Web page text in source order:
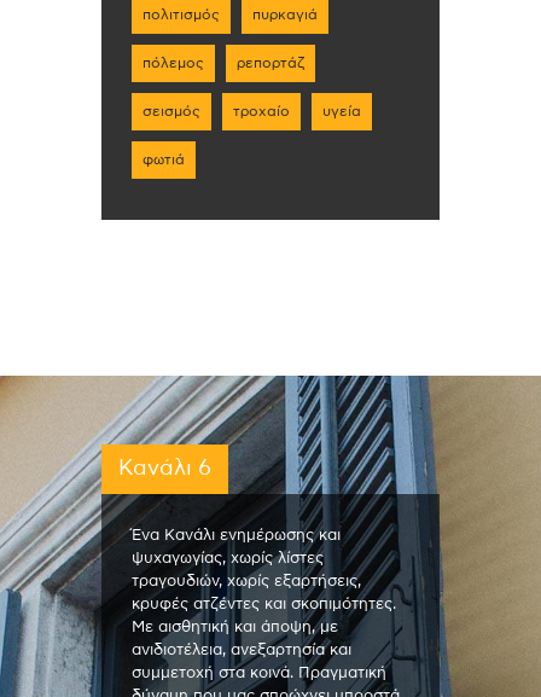
πολιτισμός πυρκαγιά
πόλεμος ρεπορτάζ
σεισμός τροχαίο υγεία
φωτιά
Κανάλι 6
Ένα Κανάλι ενημέρωσης και
ψυχαγωγίας, χωρίς λίστες
τραγουδιών, χωρίς εξαρτήσεις,
κρυφές ατζέντες και σκοπιμότητες.
Με αισθητική και άποψη, με
ανιδιοτέλεια, ανεξαρτησία και
συμμετοχή στα κοινά. Πραγματική